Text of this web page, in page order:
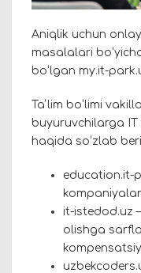
Aniqlik uchun
masalalari
boʻlgan my.it-
Taʼlim boʻlimi
buyuruvchilarga IT
haqida soʻzlab
education.it-
it-istedod.uz
olishga